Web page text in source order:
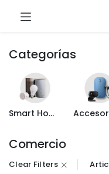
Categorías
Smart Home
Comercio
Clear Filters Artic